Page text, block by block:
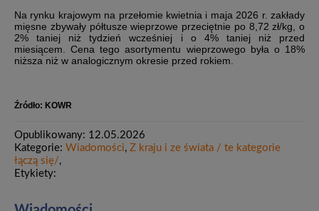
Na rynku krajowym na przełomie kwietnia i maja 2026 r. zakłady
mięsne zbywały półtusze wieprzowe przeciętnie po 8,72 zł/kg, o
2% taniej niż tydzień wcześniej i o 4% taniej niż przed
miesiącem. Cena tego asortymentu wieprzowego była o 18%
niższa niż w analogicznym okresie przed rokiem.
Źródło: KOWR
Opublikowany: 12.05.2026
Kategorie: Wiadomości, Z kraju i ze świata / te kategorie
łączą się/,
Etykiety: